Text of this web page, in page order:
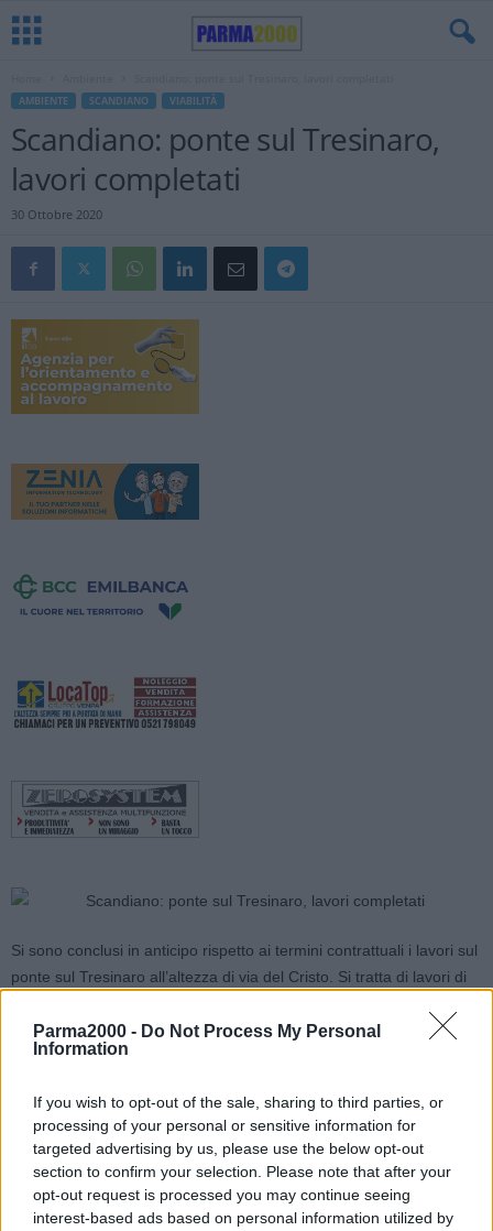
Parma2000 - Do Not Process My Personal
Information
If you wish to opt-out of the sale, sharing to third parties, or
processing of your personal or sensitive information for
targeted advertising by us, please use the below opt-out
section to confirm your selection. Please note that after your
opt-out request is processed you may continue seeing
interest-based ads based on personal information utilized by
AMBIENTE SCANDIANO VIABILITÀ
Scandiano: ponte sul Tresinaro,
lavori completati
30 Ottobre 2020
Si sono conclusi in anticipo rispetto ai termini contrattuali i lavori sul
ponte sul Tresinaro all’altezza di via del Cristo. Si tratta di lavori di
scogliere. Lavori finanziati per 100mila euro con risorse assegnate
dalla protezione Civile e con 2.500 euro di risorse di bilancio
L’intervento è stato realizzato dal Comune di Scandiano con la
supervisione del servizio tecnico della Regione, in qualità di autorità
idraulica competente sul tratto.